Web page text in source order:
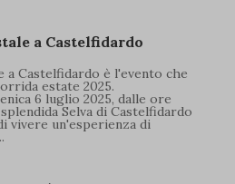
a Castelfidardo
a Castelfidardo è l'evento che
estate 2025.
6 luglio 2025, dalle ore
Selva di Castelfidardo
vivere un'esperienza di